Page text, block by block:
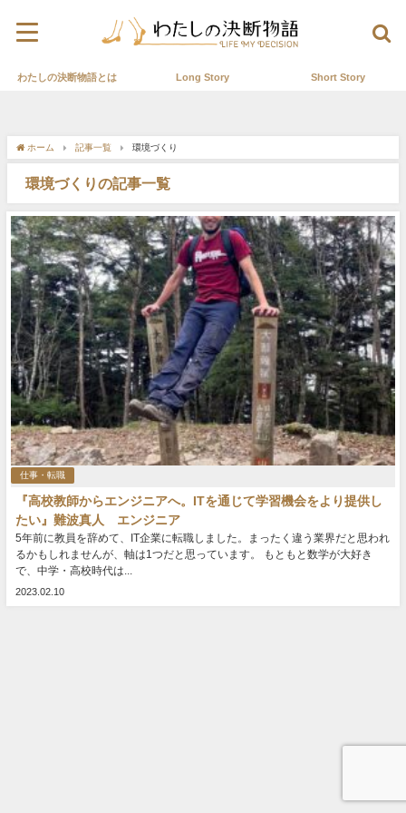
わたしの決断物語とは Long Story Short Story
ホーム 記事一覧 環境づくり
環境づくりの記事一覧
仕事・転職
『高校教師からエンジニアへ。ITを通じて学習機会をより提供し
たい』難波真人 エンジニア
5年前に教員を辞めて、IT企業に転職しました。まったく違う業界だと思われ
るかもしれませんが、軸は1つだと思っています。 もともと数学が大好き
で、中学・高校時代は...
2023.02.10